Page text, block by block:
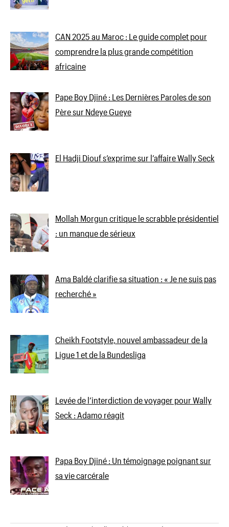
CAN 2025 au Maroc : Le guide complet pour
comprendre la plus grande compétition
africaine
Pape Boy Djiné : Les Dernières Paroles de son
Père sur Ndeye Gueye
El Hadji Diouf s’exprime sur l’affaire Wally Seck
Mollah Morgun critique le scrabble présidentiel
: un manque de sérieux
Ama Baldé clarifie sa situation : « Je ne suis pas
recherché »
Cheikh Footstyle, nouvel ambassadeur de la
Ligue 1 et de la Bundesliga
Levée de l’interdiction de voyager pour Wally
Seck : Adamo réagit
Papa Boy Djiné : Un témoignage poignant sur
sa vie carcérale